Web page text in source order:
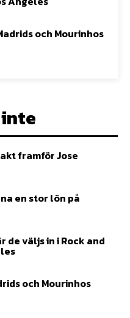
och Mourinhos
framför Jose
en stor lön på
de väljs in i Rock and
och Mourinhos